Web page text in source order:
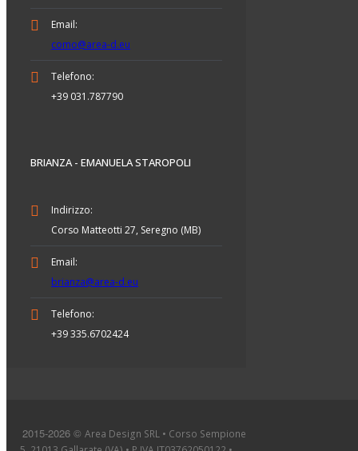
Email:
como@area-d.eu
Telefono:
+39 031.787790
BRIANZA - EMANUELA STAROPOLI
Indirizzo:
Corso Matteotti 27, Seregno (MB)
Email:
brianza@area-d.eu
Telefono:
+39 335.6702424
2015-2026 © Area Design SRL • Corso Sempione